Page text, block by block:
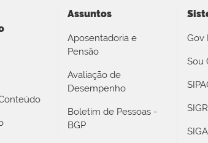
Assuntos
Aposentadoria e
Pensão
Avaliação de
Desempenho
Boletim de Pessoas -
BGP
Gov
Sou